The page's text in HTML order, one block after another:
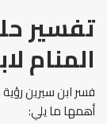
تفسير
المنام
فسر ابن سيرين
أهمها ما يلي: